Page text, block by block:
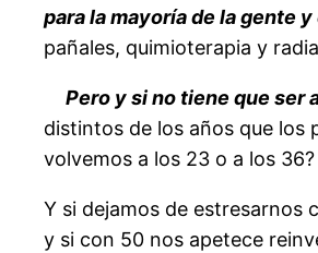
para la mayoría de la gente
pañales, quimioterapia y
Pero y si no tiene que ser
distintos de los años que los
volvemos a los 23 o a los 36?
Y si dejamos de estresarnos
y si con 50 nos apetece